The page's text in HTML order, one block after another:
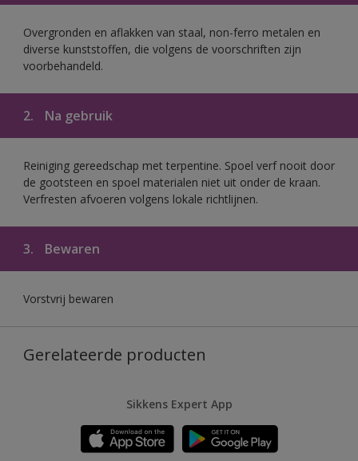
Overgronden en aflakken van staal, non-ferro metalen en
diverse kunststoffen, die volgens de voorschriften zijn
voorbehandeld.
2. Na gebruik
Reiniging gereedschap met terpentine. Spoel verf nooit door
de gootsteen en spoel materialen niet uit onder de kraan.
Verfresten afvoeren volgens lokale richtlijnen.
3. Bewaren
Vorstvrij bewaren
Gerelateerde producten
Sikkens Expert App